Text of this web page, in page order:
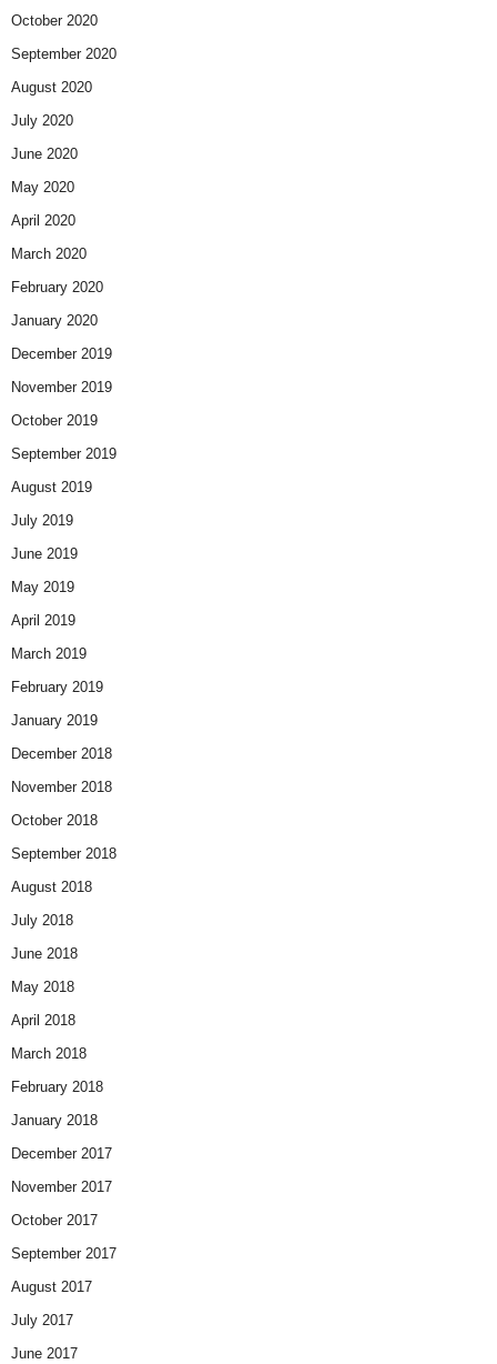
October 2020
September 2020
August 2020
July 2020
June 2020
May 2020
April 2020
March 2020
February 2020
January 2020
December 2019
November 2019
October 2019
September 2019
August 2019
July 2019
June 2019
May 2019
April 2019
March 2019
February 2019
January 2019
December 2018
November 2018
October 2018
September 2018
August 2018
July 2018
June 2018
May 2018
April 2018
March 2018
February 2018
January 2018
December 2017
November 2017
October 2017
September 2017
August 2017
July 2017
June 2017